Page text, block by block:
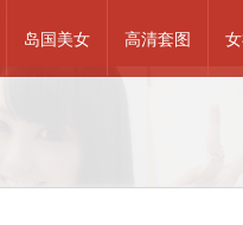
岛国美女 高清套图